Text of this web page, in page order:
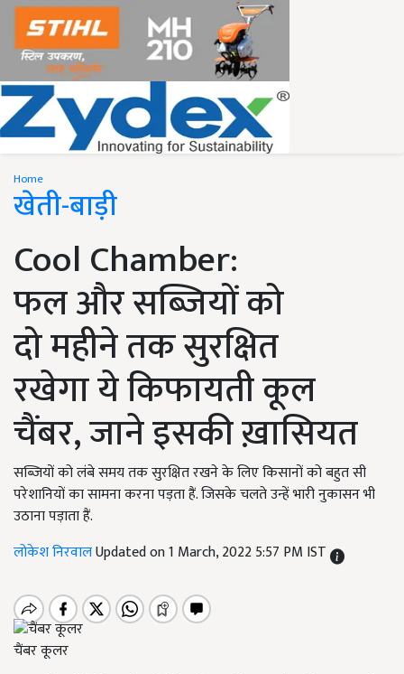
Home
खेती-बाड़ी
Cool Chamber:
फल और सब्जियों को
दो महीने तक सुरक्षित
रखेगा ये किफायती कूल
चैंबर, जाने इसकी ख़ासियत
सब्जियों को लंबे समय तक सुरक्षित रखने के लिए किसानों को बहुत सी
परेशानियों का सामना करना पड़ता हैं. जिसके चलते उन्हें भारी नुकासन भी
उठाना पड़ाता हैं.
लोकेश निरवालUpdated on 1 March, 2022 5:57 PM IST
चैंबर कूलर